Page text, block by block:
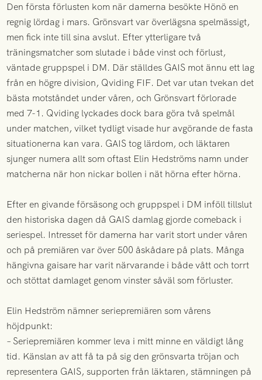
Den första förlusten kom när damerna besökte Hönö en
regnig lördag i mars. Grönsvart var överlägsna spelmässigt,
men fick inte till sina avslut. Efter ytterligare två
träningsmatcher som slutade i både vinst och förlust,
väntade gruppspel i DM. Där ställdes GAIS mot ännu ett lag
från en högre division, Qviding FIF. Det var utan tvekan det
bästa motståndet under våren, och Grönsvart förlorade
med 7-1. Qviding lyckades dock bara göra två spelmål
under matchen, vilket tydligt visade hur avgörande de fasta
situationerna kan vara. GAIS tog lärdom, och läktaren
sjunger numera allt som oftast Elin Hedströms namn under
matcherna när hon nickar bollen i nät hörna efter hörna.
Efter en givande försäsong och gruppspel i DM inföll tillslut
den historiska dagen då GAIS damlag gjorde comeback i
seriespel. Intresset för damerna har varit stort under våren
och på premiären var över 500 åskådare på plats. Många
hängivna gaisare har varit närvarande i både vått och torrt
och stöttat damlaget genom vinster såväl som förluster.
Elin Hedström nämner seriepremiären som vårens
höjdpunkt:
– Seriepremiären kommer leva i mitt minne en väldigt lång
tid. Känslan av att få ta på sig den grönsvarta tröjan och
representera GAIS, supporten från läktaren, stämningen på